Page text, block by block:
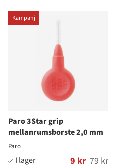
Produkter
Kampanj
Paro 3Star grip
mellanrumsborste 2,0 mm
Paro
9 kr
Ordinarie pris: 79 kr